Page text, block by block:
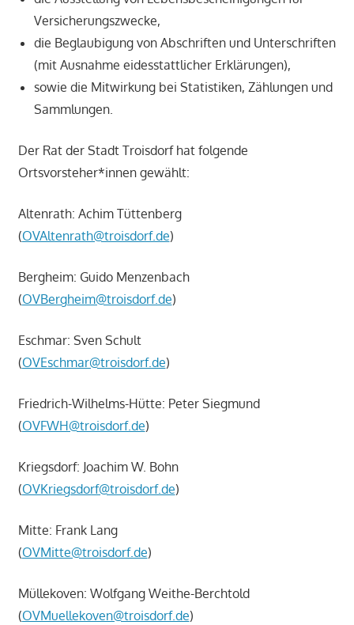
Versicherungszwecke,
die Beglaubigung von Abschriften und Unterschriften
(mit Ausnahme eidesstattlicher Erklärungen),
sowie die Mitwirkung bei Statistiken, Zählungen und
Sammlungen.
Der Rat der Stadt Troisdorf hat folgende
Ortsvorsteher*innen gewählt:
Altenrath: Achim Tüttenberg
(OVAltenrath@troisdorf.de)
Bergheim: Guido Menzenbach
(OVBergheim@troisdorf.de)
Eschmar: Sven Schult
(OVEschmar@troisdorf.de)
Friedrich-Wilhelms-Hütte: Peter Siegmund
(OVFWH@troisdorf.de)
Kriegsdorf: Joachim W. Bohn
(OVKriegsdorf@troisdorf.de)
Mitte: Frank Lang
(OVMitte@troisdorf.de)
Müllekoven: Wolfgang Weithe-Berchtold
(OVMuellekoven@troisdorf.de)